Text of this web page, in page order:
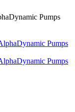
Pumps